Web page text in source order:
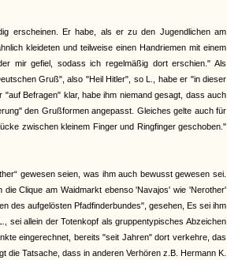
erscheinen. Er habe, als er zu den Jugendlichen am
kleideten und teilweise einen Handriemen mit einem
mir gefiel, sodass ich regelmäßig dort erschien." Als
Gruß", also "Heil Hitler", so L., habe er "in dieser
Befragen" klar, habe ihm niemand gesagt, dass auch
den Grußformen angepasst. Gleiches gelte auch für
zwischen kleinem Finger und Ringfinger geschoben."
gewesen seien, was ihm auch bewusst gewesen sei.
Clique am Waidmarkt ebenso 'Navajos' wie 'Nerother'
des aufgelösten Pfadfinderbundes", gesehen, Es sei ihm
sei allein der Totenkopf als gruppentypisches Abzeichen
eingerechnet, bereits "seit Jahren" dort verkehre, das
Tatsache, dass in anderen Verhören z.B. Hermann K.